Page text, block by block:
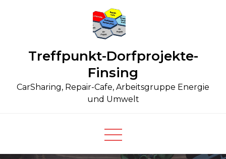
Treffpunkt-Dorfprojekte-
Finsing
CarSharing, Repair-Cafe, Arbeitsgruppe Energie
und Umwelt